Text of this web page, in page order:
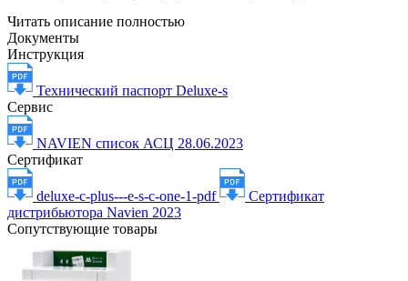
Читать описание полностью
Документы
Инструкция
Технический паспорт Deluxe-s
Сервис
NAVIEN cписок АСЦ 28.06.2023
Сертификат
deluxe-c-plus---e-s-c-one-1-pdf
Сертификат
дистрибьютора Navien 2023
Сопутствующие товары